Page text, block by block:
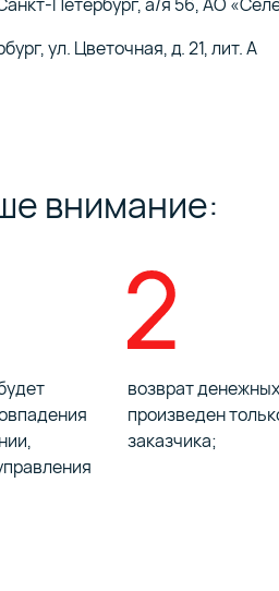
ул. Цветочная, д. 21, лит. А
внимание:
возврат
произведен
заказчика;